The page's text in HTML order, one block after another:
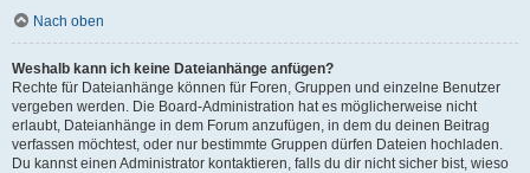
Nach oben
Weshalb kann ich keine Dateianhänge anfügen?
Rechte für Dateianhänge können für Foren, Gruppen und einzelne Benutzer
vergeben werden. Die Board-Administration hat es möglicherweise nicht
erlaubt, Dateianhänge in dem Forum anzufügen, in dem du deinen Beitrag
verfassen möchtest, oder nur bestimmte Gruppen dürfen Dateien hochladen.
Du kannst einen Administrator kontaktieren, falls du dir nicht sicher bist, wieso